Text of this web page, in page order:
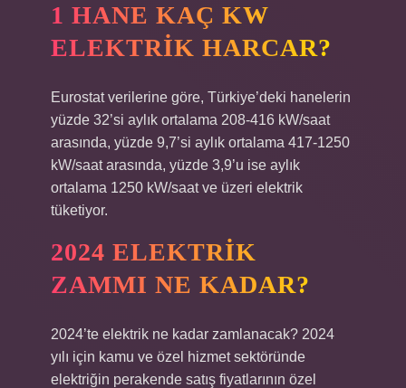
1 HANE KAÇ KW
ELEKTRIK HARCAR?
Eurostat verilerine göre, Türkiye’deki hanelerin
yüzde 32’si aylık ortalama 208-416 kW/saat
arasında, yüzde 9,7’si aylık ortalama 417-1250
kW/saat arasında, yüzde 3,9’u ise aylık
ortalama 1250 kW/saat ve üzeri elektrik
tüketiyor.
2024 ELEKTRIK
ZAMMI NE KADAR?
2024’te elektrik ne kadar zamlanacak? 2024
yılı için kamu ve özel hizmet sektöründe
elektriğin perakende satış fiyatlarının özel